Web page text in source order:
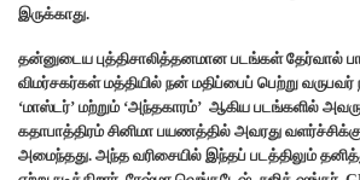
இருக்காது.
தன்னுடைய புத்திசாலித்தனமான படங்கள் தேர்வால்
விமர்சகர்கள் மத்தியில் நன் மதிப்பைப் பெற்று வருபவர்
‘மாஸ்டர்’ மற்றும் ‘அந்தகாரம்’ ஆகிய படங்களில்
கதாபாத்திரம் சினிமா பயணத்தில் அவரது
அமைந்தது. அந்த வரிசையில் இந்தப் படத்திலும்